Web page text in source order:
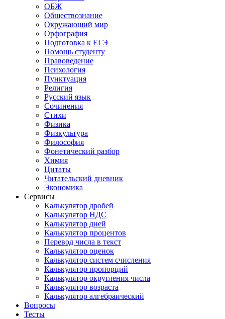
ОБЖ
Обществознание
Окружающий мир
Орфография
Подготовка к ЕГЭ
Помощь студенту
Правоведение
Психология
Пунктуация
Религия
Русский язык
Сочинения
Стихи
Физика
Физкультура
Философия
Фонетический разбор
Химия
Цитаты
Читательский дневник
Экономика
Сервисы
Калькулятор дробей
Калькулятор НДС
Калькулятор дней
Калькулятор процентов
Перевод числа в текст
Калькулятор оценок
Калькулятор систем счисления
Калькулятор пропорций
Калькулятор округления числа
Калькулятор возраста
Калькулятор алгебраический
Вопросы
Тесты